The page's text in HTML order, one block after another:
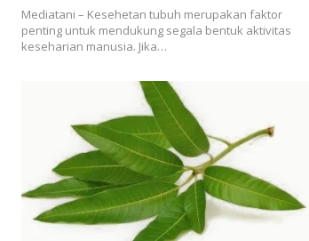
Mediatani – Kesehetan tubuh merupakan faktor
penting untuk mendukung segala bentuk aktivitas
keseharian manusia. Jika…